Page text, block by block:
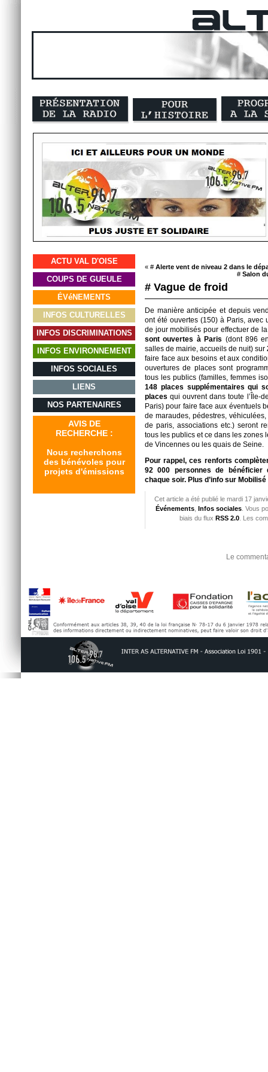
ACTU VAL D'OISE
COUPS DE GUEULE
ÉVéNEMENTS
INFOS CULTURELLES
INFOS DISCRIMINATIONS
INFOS ENVIRONNEMENT
INFOS SOCIALES
LIENS
NOS PARTENAIRES
AVIS DE
RECHERCHE :
Nous recherchons
des bénévoles pour
projets d'émissions
« # Alerte vent de niveau 2 dans le
# Salon
# Vague de froid
De manière anticipée et depuis
ont été ouvertes (150) à Paris, avec
de jour mobilisés pour effectuer de
sont ouvertes à Paris (dont 896
salles de mairie, accueils de nuit) sur
faire face aux besoins et aux
ouvertures de places sont
tous les publics (familles, femmes
148 places supplémentaires qui
places qui ouvrent dans toute l’Île-
Paris) pour faire face aux éventuels
de maraudes, pédestres,
de paris, associations etc.) seront
tous les publics et ce dans les zones
de Vincennes ou les quais de Seine.
Pour rappel, ces renforts
92 000 personnes de bénéficier
chaque soir. Plus d’info sur
Cet article a été publié le mardi 17
Événements Infos sociales . Vous
biais du flux RSS 2.0. Les
Le